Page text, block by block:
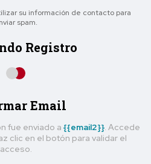
su información de contacto para
spam.
Registro
Email
fue enviado a {{email2}}. Accede
clic en el botón para validar el
acceso.